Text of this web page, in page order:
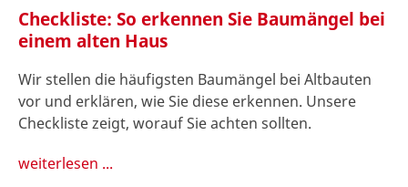
Checkliste: So erkennen Sie Baumängel bei
einem alten Haus
Wir stellen die häufigsten Baumängel bei Altbauten
vor und erklären, wie Sie diese erkennen. Unsere
Checkliste zeigt, worauf Sie achten sollten.
weiterlesen ...